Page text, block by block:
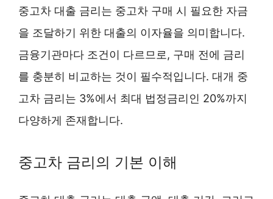
중고차 대출 금리는 중고차 구매 시 필요한 자금
을 조달하기 위한 대출의 이자율을 의미합니다.
금융기관마다 조건이 다르므로, 구매 전에 금리
를 충분히 비교하는 것이 필수적입니다. 대개 중
고차 금리는 3%에서 최대 법정금리인 20%까지
다양하게 존재합니다.
중고차 금리의 기본 이해